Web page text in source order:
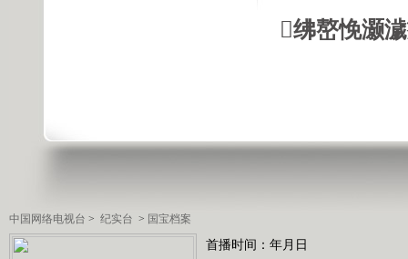
绋嶅悗灏
中国网络电视台 > 纪实台 > 国宝档案
首播时间：年月日